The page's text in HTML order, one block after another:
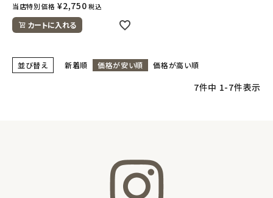
当店特別価格 ¥2,750 税込
カートに入れる
並び替え 新着順 価格が安い順 価格が高い順
7件中 1-7件表示